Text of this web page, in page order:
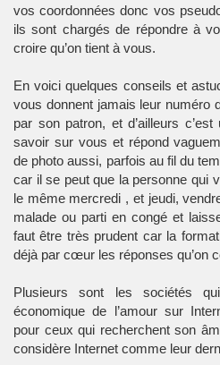
vos coordonnées donc vos
ils sont chargés de répondre à
croire qu’on tient à vous.
En voici quelques conseils et
vous donnent jamais leur numéro
par son patron, et d’ailleurs
savoir sur vous et répond
de photo aussi, parfois au fil du
car il se peut que la personne qui
le même mercredi , et jeudi,
malade ou parti en congé et
faut être très prudent car la
déjà par cœur les réponses qu’on
Plusieurs sont les sociétés
économique de l’amour sur
pour ceux qui recherchent son
considère Internet comme leur